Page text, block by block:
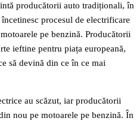
producătorii auto tradiționali, în
procesul de electrificare
pe benzină. Producătorii
ieftine pentru piața europeană,
să devină din ce în ce mai
au scăzut, iar producătorii
nou pe motoarele pe benzină. În